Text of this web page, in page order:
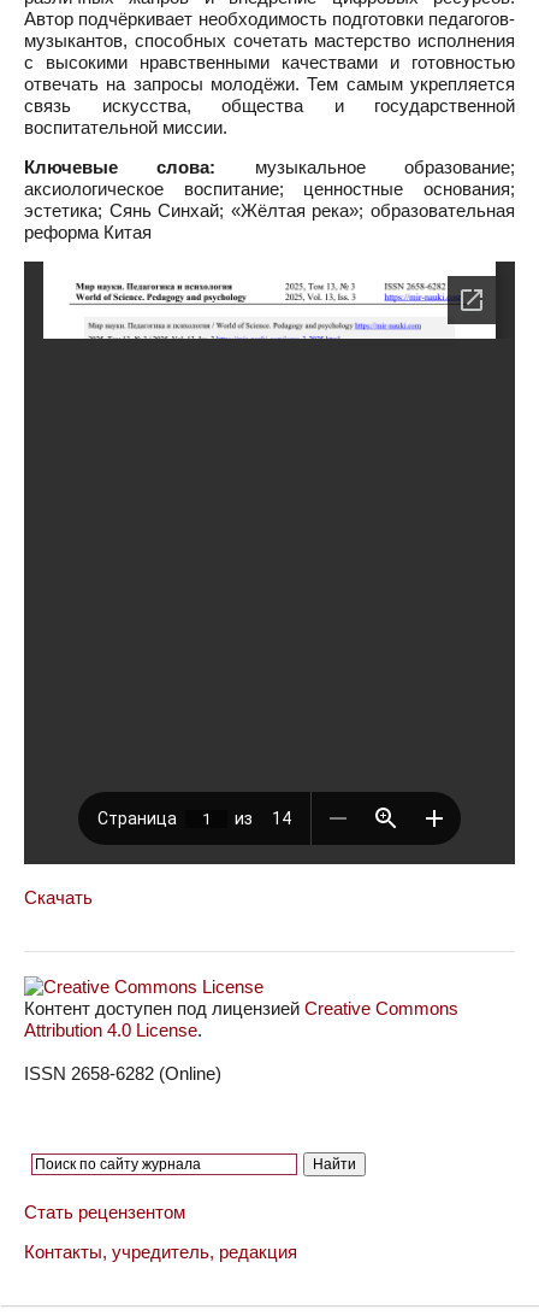
Автор подчёркивает необходимость подготовки педагогов-
музыкантов, способных сочетать мастерство исполнения
с высокими нравственными качествами и готовностью
отвечать на запросы молодёжи. Тем самым укрепляется
связь искусства, общества и государственной
воспитательной миссии.
Ключевые слова: музыкальное образование;
аксиологическое воспитание; ценностные основания;
эстетика; Сянь Синхай; «Жёлтая река»; образовательная
реформа Китая
Скачать
Контент доступен под лицензией Creative Commons
Attribution 4.0 License.
ISSN 2658-6282 (Online)
Стать рецензентом
Контакты, учредитель, редакция